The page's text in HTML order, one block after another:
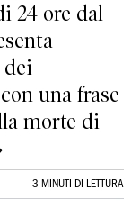
24 ore dal
dei
una frase
morte di
3 MINUTI DI LETTURA